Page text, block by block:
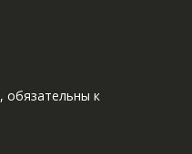
, обязательны к